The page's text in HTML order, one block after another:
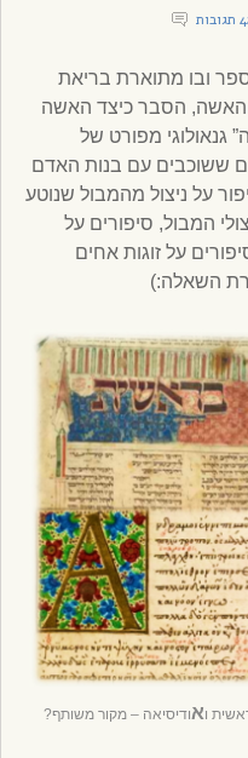
ובו מתוארת בריאת
האשה, הסבר כיצד האשה
מפורט של
ששוכבים עם בנות האדם
על ניצול מהמבול שנוטע
המבול, סיפורים על
על זוגות אחים
השאלה:)
ואודיסיאה – מקור משותף?